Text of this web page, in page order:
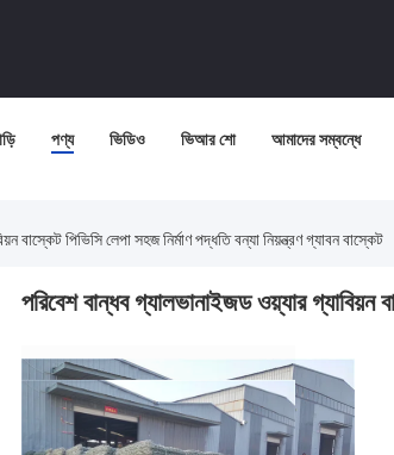
পণ্য ভিডিও ভিআর শো আমাদের সম্বন্ধে
বাস্কেট পিভিসি লেপা সহজ নির্মাণ পদ্ধতি বন্যা নিয়ন্ত্রণ গ্যাবন বাস্কেট
পরিবেশ বান্ধব গ্যালভানাইজড ওয়্যার গ্যাবিয়ন